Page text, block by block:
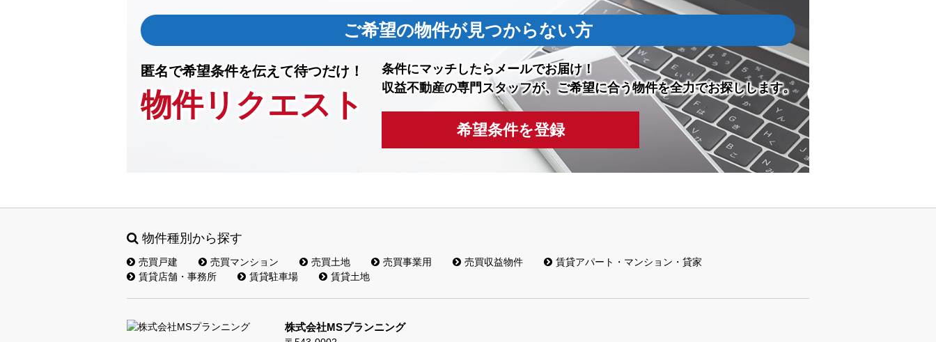
ご希望の物件が見つからない方
匿名で希望条件を伝えて待つだけ！
物件リクエスト
条件にマッチしたらメールでお届け！
収益不動産の専門スタッフが、ご希望に合う物件を全力でお探しします。
希望条件を登録
物件種別から探す
売買戸建 売買マンション 売買土地 売買事業用 売買収益物件
賃貸アパート・マンション・貸家
賃貸店舗・事務所
賃貸駐車場 賃貸土地
株式会社MSプランニング